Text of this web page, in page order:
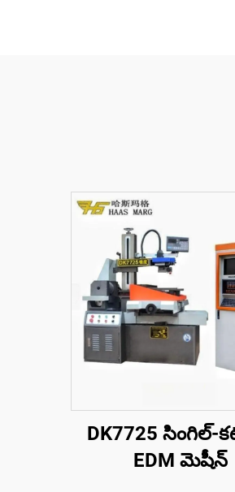
DK7725 సింగిల్-
EDM మెషీన్